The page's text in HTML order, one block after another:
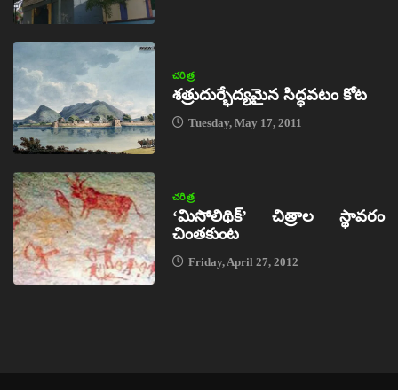
చరిత్ర
శత్రుదుర్భేద్యమైన సిద్ధవటం కోట
Tuesday, May 17, 2011
చరిత్ర
‘మిసోలిథిక్‌’ చిత్రాల స్థావరం
చింతకుంట
Friday, April 27, 2012